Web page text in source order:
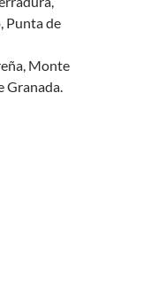
Punta de
Monte
Granada.